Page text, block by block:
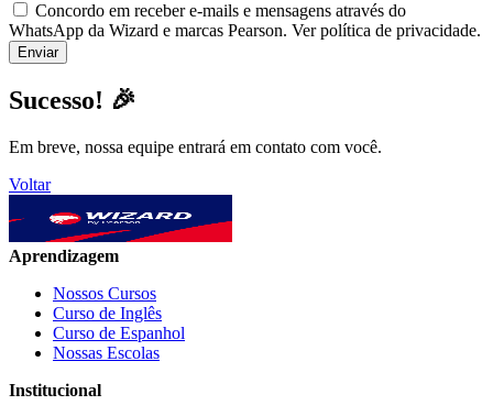
Concordo em receber e-mails e mensagens através do
WhatsApp da Wizard e marcas Pearson. Ver política de privacidade.
Sucesso! 🎉
Em breve, nossa equipe entrará em contato com você.
Voltar
Aprendizagem
Nossos Cursos
Curso de Inglês
Curso de Espanhol
Nossas Escolas
Institucional